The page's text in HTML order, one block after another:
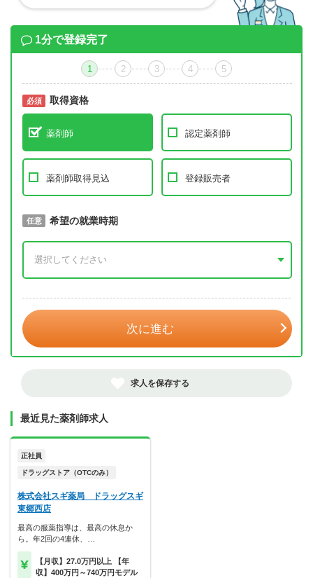
1分で登録完了
1 2 3 4 5
必須 取得資格
薬剤師 認定薬剤師
薬剤師取得見込 登録販売者
必須 取得予定年
任意 希望の就業時期
次に進む
求人を保存する
最近見た薬剤師求人
正社員
ドラッグストア（OTCのみ）
株式会社スギ薬局 ドラッグスギ
東郷西店
最高の服薬指導は、最高の休息か
ら。年2回の4連休、…
【月収】27.0万円以上 【年
収】400万円～740万円モデル